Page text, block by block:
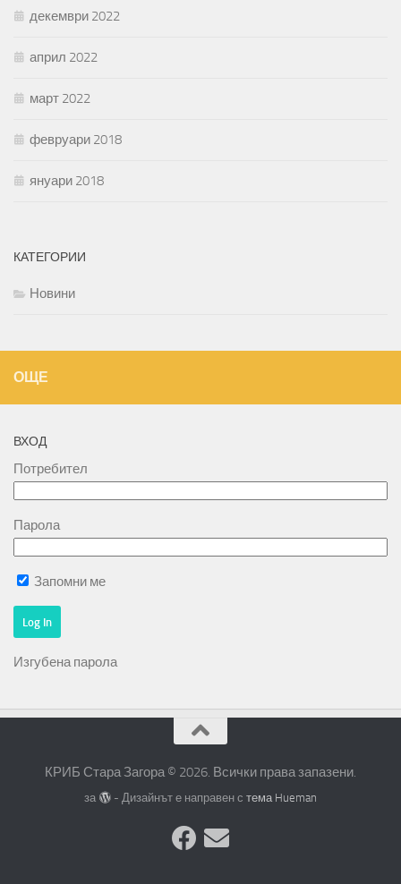
декември 2022
април 2022
март 2022
февруари 2018
януари 2018
КАТЕГОРИИ
Новини
ОЩЕ
ВХОД
Потребител
Парола
Запомни ме
Изгубена парола
КРИБ Стара Загора © 2026. Всички права запазени.
за - Дизайнът е направен с тема Hueman